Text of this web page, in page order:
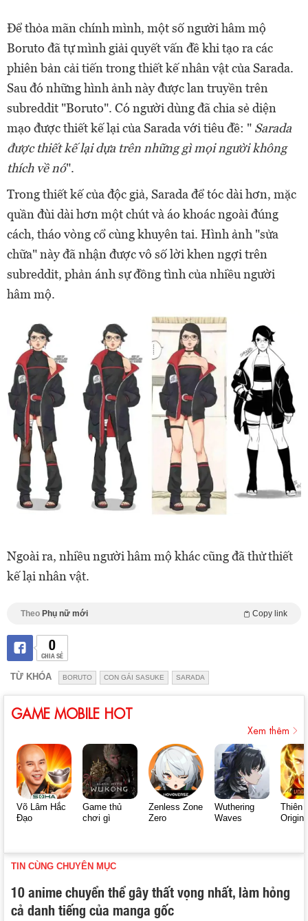
Để thỏa mãn chính mình, một số người hâm mộ
Boruto đã tự mình giải quyết vấn đề khi tạo ra các
phiên bản cải tiến trong thiết kế nhân vật của Sarada.
Sau đó những hình ảnh này được lan truyền trên
subreddit "Boruto". Có người dùng đã chia sẻ diện
mạo được thiết kế lại của Sarada với tiêu đề: " Sarada
được thiết kế lại dựa trên những gì mọi người không
thích về nó".
Trong thiết kế của độc giả, Sarada để tóc dài hơn, mặc
quần đùi dài hơn một chút và áo khoác ngoài đúng
cách, tháo vòng cổ cùng khuyên tai. Hình ảnh "sửa
chữa" này đã nhận được vô số lời khen ngợi trên
subreddit, phản ánh sự đồng tình của nhiều người
hâm mộ.
Ngoài ra, nhiều người hâm mộ khác cũng đã thử thiết
kế lại nhân vật.
Theo Phụ nữ mới Copy link
0
CHIA SẺ
TỪ KHÓA BORUTO CON GÁI SASUKE SARADA
GAME MOBILE HOT
Xem thêm
Võ Lâm Hắc
Đạo
Game thủ
chơi gì
Zenless Zone
Zero
Wuthering
Waves
Thiên
Origin
TIN CÙNG CHUYÊN MỤC
10 anime chuyển thể gây thất vọng nhất, làm hỏng
cả danh tiếng của manga gốc